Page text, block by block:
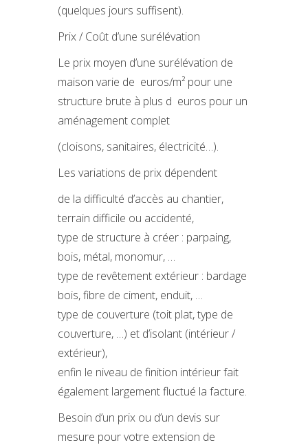
(quelques jours suffisent).
Prix / Coût d’une surélévation
Le prix moyen d’une surélévation de
maison varie de euros/m² pour une
structure brute à plus d euros pour un
aménagement complet
(cloisons, sanitaires, électricité…).
Les variations de prix dépendent
de la difficulté d’accès au chantier,
terrain difficile ou accidenté,
type de structure à créer : parpaing,
bois, métal, monomur, …
type de revêtement extérieur : bardage
bois, fibre de ciment, enduit, …
type de couverture (toit plat, type de
couverture, …) et d’isolant (intérieur /
extérieur),
enfin le niveau de finition intérieur fait
également largement fluctué la facture.
Besoin d’un prix ou d’un devis sur
mesure pour votre extension de